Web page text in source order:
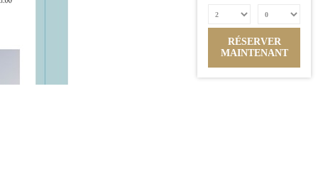
RÉSERVER
MAINTENANT